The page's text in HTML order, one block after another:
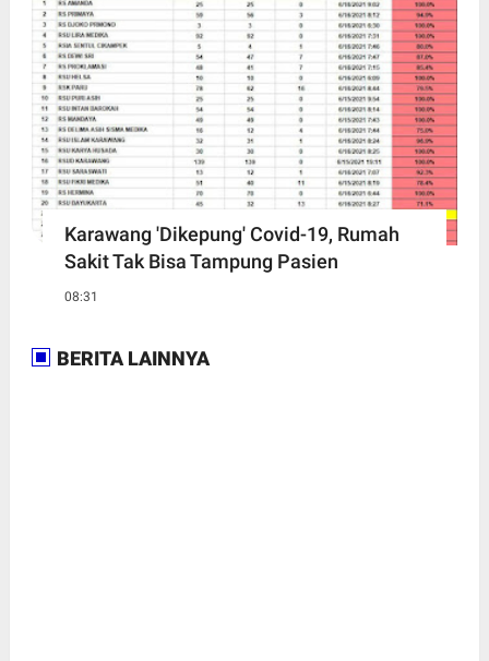
Karawang 'Dikepung' Covid-19, Rumah
Sakit Tak Bisa Tampung Pasien
08:31
BERITA LAINNYA